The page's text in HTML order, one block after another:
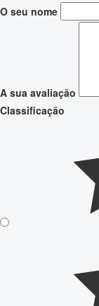
O seu nome
A sua avaliação
Classificação